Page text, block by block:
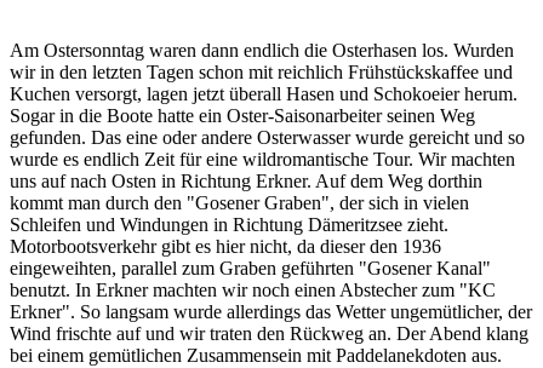
Am Ostersonntag waren dann endlich die Osterhasen los. Wurden
wir in den letzten Tagen schon mit reichlich Frühstückskaffee und
Kuchen versorgt, lagen jetzt überall Hasen und Schokoeier herum.
Sogar in die Boote hatte ein Oster-Saisonarbeiter seinen Weg
gefunden. Das eine oder andere Osterwasser wurde gereicht und so
wurde es endlich Zeit für eine wildromantische Tour. Wir machten
uns auf nach Osten in Richtung Erkner. Auf dem Weg dorthin
kommt man durch den "Gosener Graben", der sich in vielen
Schleifen und Windungen in Richtung Dämeritzsee zieht.
Motorbootsverkehr gibt es hier nicht, da dieser den 1936
eingeweihten, parallel zum Graben geführten "Gosener Kanal"
benutzt. In Erkner machten wir noch einen Abstecher zum "KC
Erkner". So langsam wurde allerdings das Wetter ungemütlicher, der
Wind frischte auf und wir traten den Rückweg an. Der Abend klang
bei einem gemütlichen Zusammensein mit Paddelanekdoten aus.